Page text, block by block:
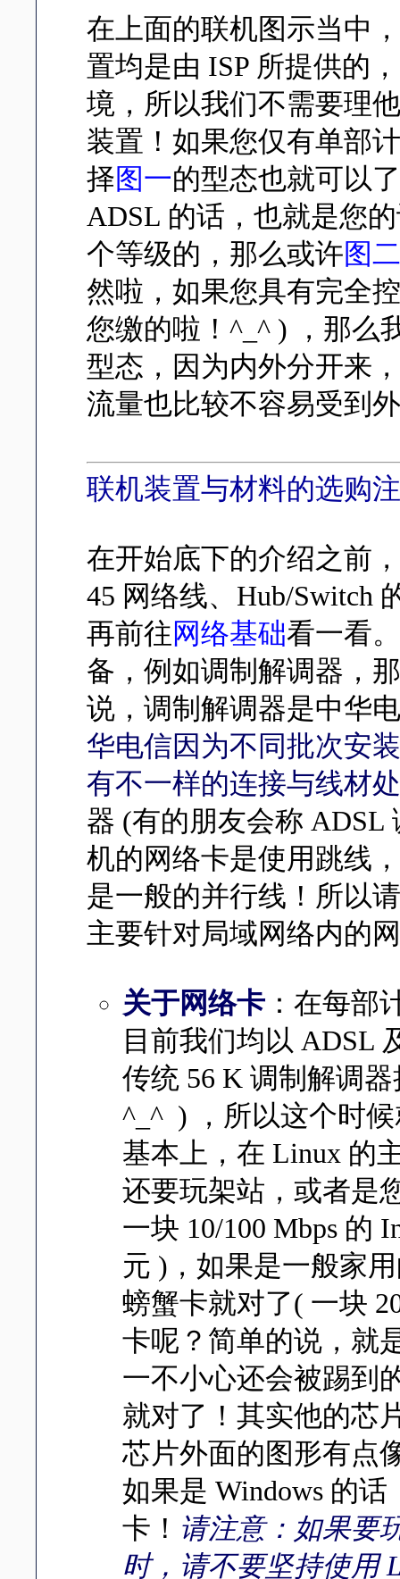
在上面的联机图示当中
置均是由 ISP 所提供的
境，所以我们不需要理
装置！如果您仅有单部
择图一的型态也就可以
ADSL 的话，也就是您
个等级的，那么或许图二
然啦，如果您具有完全
您缴的啦！^_^ ) ，那么
型态，因为内外分开来
流量也比较不容易受到
联机装置与材料的选购
在开始底下的介绍之前
45 网络线、Hub/Switch
再前往 网络基础看一看
备，例如调制解调器，
说，调制解调器是中华
华电信因为不同批次安
有不一样的连接与线材
器 (有的朋友会称 ADSL
机的网络卡是使用跳线
是一般的并行线！所以
主要针对局域网络内的
关于网络卡 ：在每部
目前我们均以 ADSL
传统 56 K 调制解调
^_^ ) ，所以这个时
基本上，在 Linux 的
还要玩架站，或者是
一块 10/100 Mbps 的
元 )，如果是一般家
螃蟹卡就对了( 一块
卡呢？简单的说，就
一不小心还会被踢到
就对了！其实他的芯
芯片外面的图形有点
如果是 Windows 的
卡！ 请注意：如果要
时，请不要坚持使用